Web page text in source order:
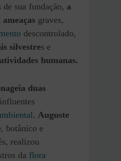
de sua fundação, a
graves,
descontrolado,
silvestres e
humanas.
duas
influentes
. Auguste
, botânico e
realizou
da flora